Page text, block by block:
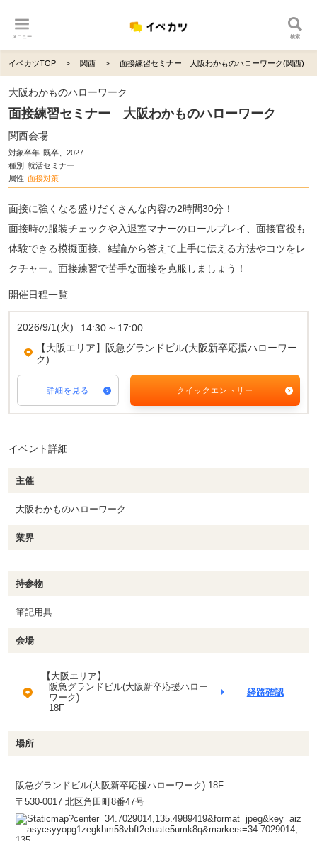
メニュー 検索
イベカツTOP 関西 面接練習セミナー 大阪わかものハローワーク(関西)
大阪わかものハローワーク
面接練習セミナー 大阪わかものハローワーク
関西会場
対象卒年 既卒、2027
種別 就活セミナー
属性 面接対策
面接に強くなる盛りだくさんな内容の2時間30分！
面接時の服装チェックや入退室マナーのロールプレイ、面接官役も
体験できる模擬面接、結論から答えて上手に伝える方法やコツをレ
クチャー。面接練習で苦手な面接を克服しましょう！
開催日程一覧
2026/9/1(火)
14:30 ~ 17:00
【大阪エリア】阪急グランドビル(大阪新卒応援ハローワー
ク)
詳細を見る クイックエントリー
イベント詳細
主催
大阪わかものハローワーク
業界
持参物
筆記用具
会場
【大阪エリア】
阪急グランドビル(大阪新卒応援ハロー
ワーク)
18F
経路確認
場所
阪急グランドビル(大阪新卒応援ハローワーク) 18F
〒530-0017 北区角田町8番47号